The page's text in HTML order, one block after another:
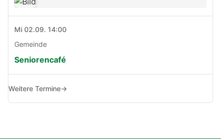
Mi 02.09. 14:00
Gemeinde
Seniorencafé
Weitere Termine→